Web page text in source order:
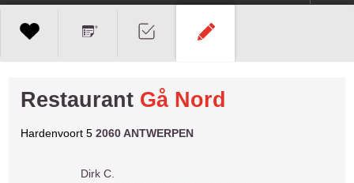
Restaurant Gå Nord
Hardenvoort 52060 ANTWERPEN
Dirk C.